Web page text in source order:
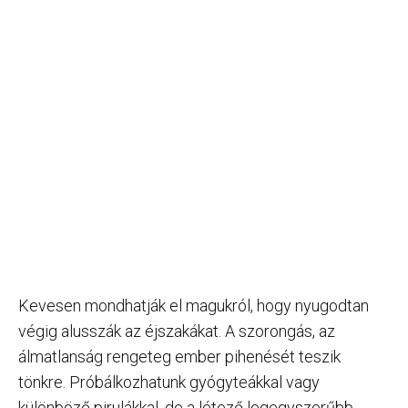
Kevesen mondhatják el magukról, hogy nyugodtan
végig alusszák az éjszakákat. A szorongás, az
álmatlanság rengeteg ember pihenését teszik
tönkre. Próbálkozhatunk gyógyteákkal vagy